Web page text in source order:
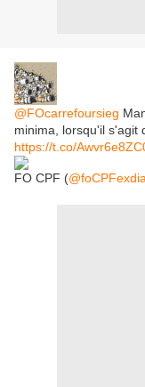
@FOcarrefoursieg
minima, lorsqu'il s'agit
https://t.co/
FO CPF (@foCPFexdia